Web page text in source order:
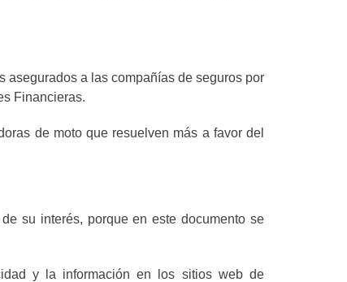
asegurados a las compañías de seguros por
Financieras.
de moto que resuelven más a favor del
su interés, porque en este documento se
y la información en los sitios web de